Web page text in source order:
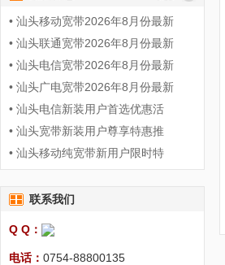
• 汕头移动宽带2026年8月份最新
• 汕头联通宽带2026年8月份最新
• 汕头电信宽带2026年8月份最新
• 汕头广电宽带2026年8月份最新
• 汕头电信新装用户首选优惠活
• 汕头宽带新装用户尊享特惠推
• 汕头移动纯宽带新用户限时特
联系我们
Q Q：
电话： 0754-88800135